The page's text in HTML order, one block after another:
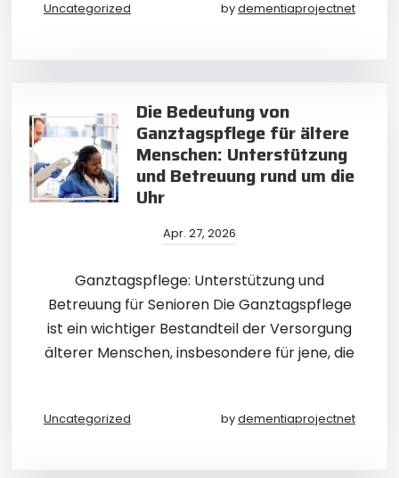
Uncategorized bydementiaprojectnet
Die Bedeutung von
Ganztagspflege für ältere
Menschen: Unterstützung
und Betreuung rund um die
Uhr
Apr. 27, 2026
Ganztagspflege: Unterstützung und
Betreuung für Senioren Die Ganztagspflege
ist ein wichtiger Bestandteil der Versorgung
älterer Menschen, insbesondere für jene, die
Uncategorized bydementiaprojectnet